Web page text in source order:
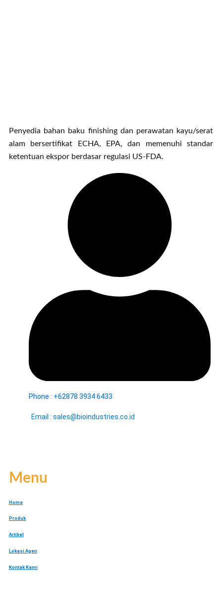
Penyedia bahan baku finishing dan perawatan kayu/serat
alam bersertifikat ECHA, EPA, dan memenuhi standar
ketentuan ekspor berdasar regulasi US-FDA.
Phone : +62878 3934 6433
Email : sales@bioindustries.co.id
Menu
Home
Produk
Artikel
Lokasi Agen
Kontak Kami